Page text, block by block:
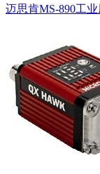
迈思肯MS-890工